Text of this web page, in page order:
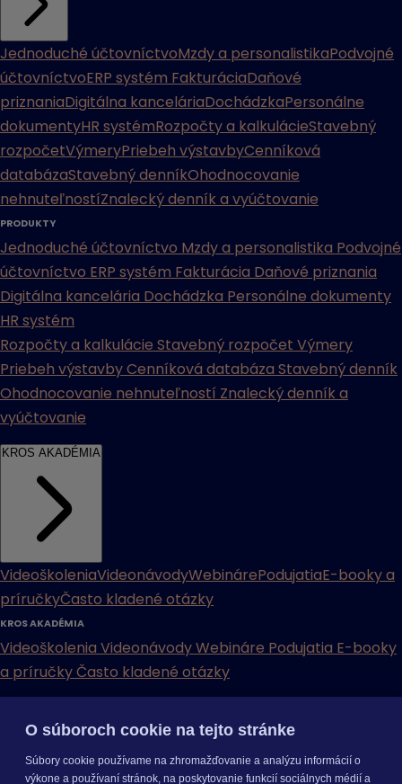
Jednoduché účtovníctvoMzdy a personalistikaPodvojné
účtovníctvoERP systém FakturáciaDaňové
priznaniaDigitálna kanceláriaDochádzkaPersonálne
dokumentyHR systémRozpočty a kalkulácieStavebný
rozpočetVýmeryPriebeh výstavbyCenníková
databázaStavebný denníkOhodnocovanie
nehnuteľnostíZnalecký denník a vyúčtovanie
PRODUKTY
Jednoduché účtovníctvo Mzdy a personalistika Podvojné
účtovníctvo ERP systém Fakturácia Daňové priznania
Digitálna kancelária Dochádzka Personálne dokumenty
HR systém
Rozpočty a kalkulácie Stavebný rozpočet Výmery
Priebeh výstavbyCenníková databáza Stavebný denník
Ohodnocovanie nehnuteľností Znalecký denník a
vyúčtovanie
KROS AKADÉMIA
VideoškoleniaVideonávodyWebinárePodujatiaE-booky a
príručkyČasto kladené otázky
KROS AKADÉMIA
Videoškolenia VideonávodyWebináre Podujatia E-booky
a príručkyČasto kladené otázky
Cenníky Odporučte nás Právne dokumenty
Odporúčaná
konfiguráciaAktualizácia verziíMobilné aplikácie
O súboroch cookie na tejto stránke
Súbory cookie používame na zhromažďovanie a analýzu informácií o
výkone a používaní stránok, na poskytovanie funkcií sociálnych médií a